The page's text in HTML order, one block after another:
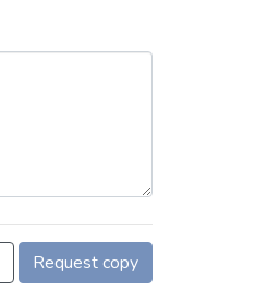
Request copy